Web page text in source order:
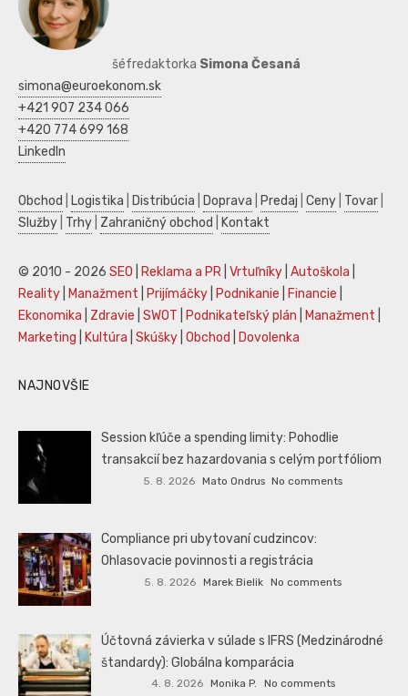
šéfredaktorka Simona Česaná
simona@euroekonom.sk
+421 907 234 066
+420 774 699 168
LinkedIn
Obchod Logistika Distribúcia Doprava Predaj Ceny Tovar
Služby Trhy Zahraničný obchod Kontakt
© 2010 - 2026 SEO Reklama a PR Vrtuľníky Autoškola
Reality
Manažment Prijímáčky Podnikanie Financie
Ekonomika
Zdravie SWOT Podnikateľský plán Manažment
Marketing
Kultúra Skúšky Obchod Dovolenka
NAJNOVŠIE
Session kľúče a spending limity: Pohodlie
transakcií bez hazardovania s celým portfóliom
5. 8. 2026 Mato Ondrus No comments
Compliance pri ubytovaní cudzincov:
Ohlasovacie povinnosti a registrácia
5. 8. 2026 Marek Bielik No comments
Účtovná závierka v súlade s IFRS (Medzinárodné
štandardy): Globálna komparácia
4. 8. 2026 Monika P. No comments